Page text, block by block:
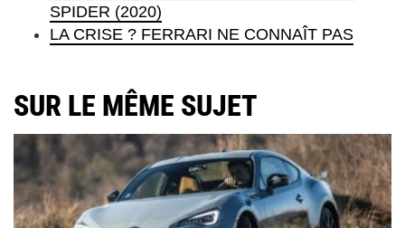
SPIDER (2020)
LA CRISE ? FERRARI NE CONNAÎT PAS
SUR LE MÊME SUJET